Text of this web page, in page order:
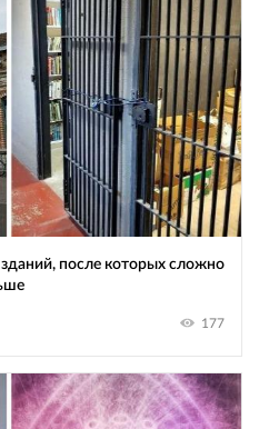
после которых сложно
177